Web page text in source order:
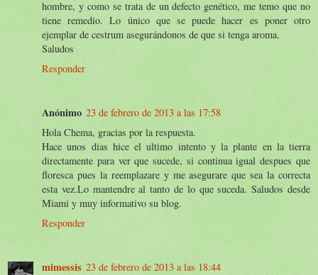
hombre, y como se trata de un defecto genético, me temo que no
tiene remedio. Lo único que se puede hacer es poner otro
ejemplar de cestrum asegurándonos de que si tenga aroma.
Saludos
Responder
Anónimo 23 de febrero de 2013 a las 17:58
Hola Chema, gracias por la respuesta.
Hace unos dias hice el ultimo intento y la plante en la tierra
directamente para ver que sucede, si continua igual despues que
floresca pues la reemplazare y me asegurare que sea la correcta
esta vez.Lo mantendre al tanto de lo que suceda. Saludos desde
Miami y muy informativo su blog.
Responder
mimessis 23 de febrero de 2013 a las 18:44